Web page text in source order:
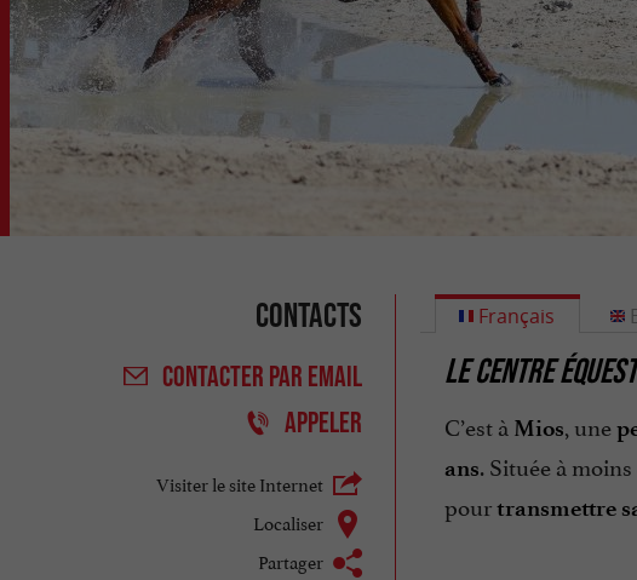
Contacts
CONTACTER PAR EMAIL
APPELER
Visiter le site Internet
Localiser
Partager
Français
LE CENTRE
C’est à Mios, une
ans. Située à moins
pourtransmettre